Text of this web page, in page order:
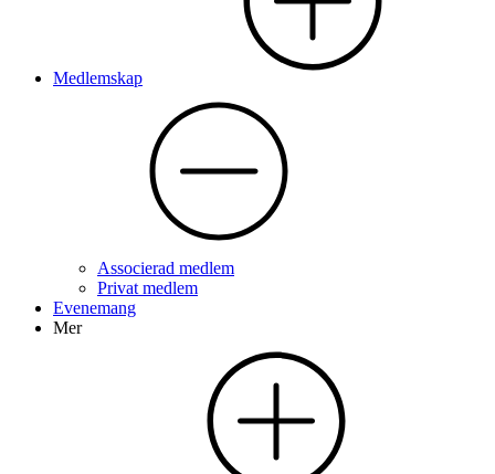
Medlemskap
Associerad medlem
Privat medlem
Evenemang
Mer